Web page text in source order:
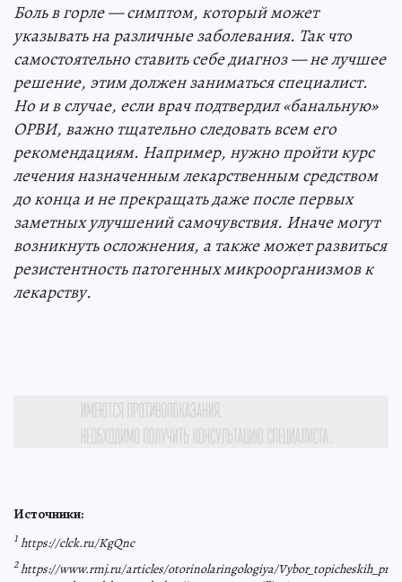
Боль в горле — симптом, который может
указывать на различные заболевания. Так что
самостоятельно ставить себе диагноз — не лучшее
решение, этим должен заниматься специалист.
Но и в случае, если врач подтвердил «банальную»
ОРВИ, важно тщательно следовать всем его
рекомендациям. Например, нужно пройти курс
лечения назначенным лекарственным средством
до конца и не прекращать даже после первых
заметных улучшений самочувствия. Иначе могут
возникнуть осложнения, а также может развиться
резистентность патогенных микроорганизмов к
лекарству.
Источники:
1https://clck.ru/KgQnc
2https://www.rmj.ru/articles/otorinolaringologiya/Vybor_topicheskih_pr